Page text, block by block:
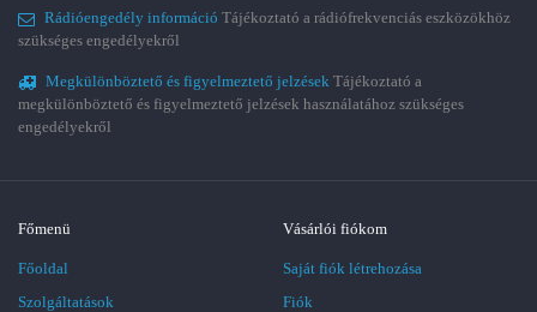
Rádióengedély információ Tájékoztató a rádiófrekvenciás eszközökhöz
szükséges engedélyekről
Megkülönböztető és figyelmeztető jelzések Tájékoztató a
megkülönböztető és figyelmeztető jelzések használatához szükséges
engedélyekről
Főmenü
Főoldal
Szolgáltatások
Vásárlói fiókom
Saját fiók létrehozása
Fiók